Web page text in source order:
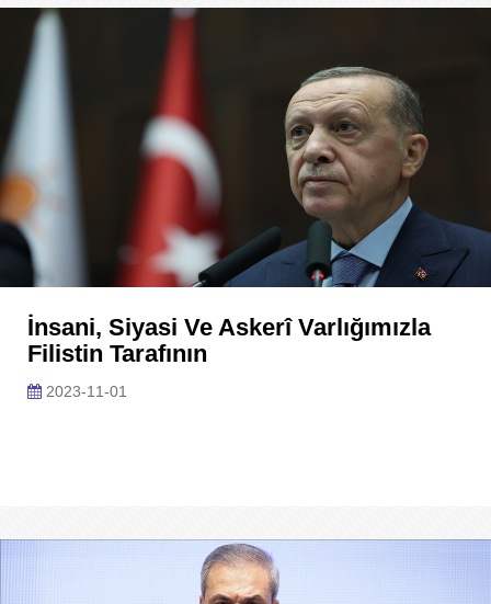
İnsani, Siyasi Ve Askerî Varlığımızla
Filistin Tarafının
2023-11-01